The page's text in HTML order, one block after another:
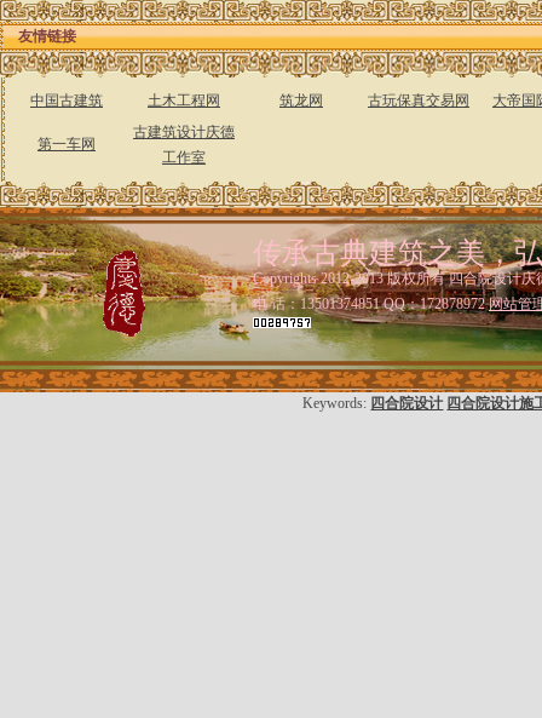
友情链接
中国古建筑 土木工程网 筑龙网 古玩保真交易网 大帝国
第一车网
古建筑设计庆德
工作室
传承古典建筑之美，
Copyrights 2012-2013 版权所有 四合院设计
电 话：13501374851 QQ：172878972网站管
Keywords: 四合院设计 四合院设计施